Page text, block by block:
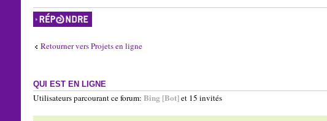
Répondre
Retourner vers Projets en ligne
QUI EST EN LIGNE
Utilisateurs parcourant ce forum: Bing [Bot]et 15 invités